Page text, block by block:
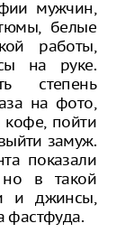
мужчин,
белые
работы,
на руке.
степень
на фото,
кофе, пойти
замуж.
показали
в такой
и джинсы,
фастфуда.